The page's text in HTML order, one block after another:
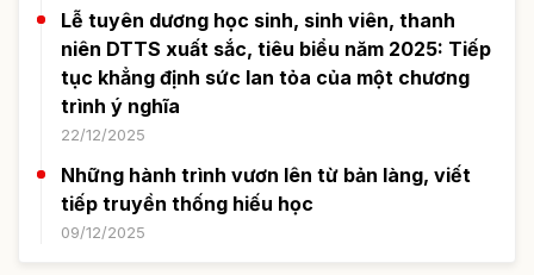
Lễ tuyên dương học sinh, sinh viên, thanh
niên DTTS xuất sắc, tiêu biểu năm 2025: Tiếp
tục khẳng định sức lan tỏa của một chương
trình ý nghĩa
22/12/2025
Những hành trình vươn lên từ bản làng, viết
tiếp truyền thống hiếu học
09/12/2025